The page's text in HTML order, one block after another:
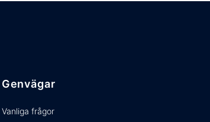
Genvägar
Vanliga frågor